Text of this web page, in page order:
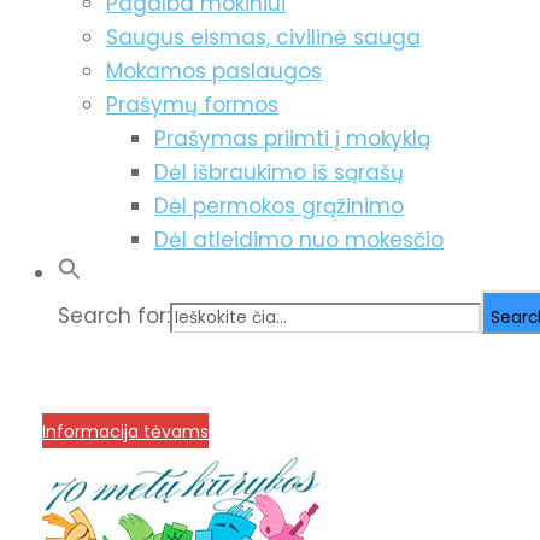
Saugus eismas, civilinė sauga
Mokamos paslaugos
Prašymų formos
Prašymas priimti į mokyklą
Dėl išbraukimo iš sąrašų
Dėl permokos grąžinimo
Dėl atleidimo nuo mokesčio
Search for:
Informacija tėvams